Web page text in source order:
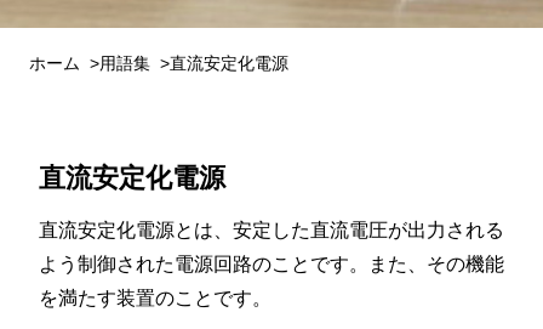
ホーム 用語集 直流安定化電源
直流安定化電源
直流安定化電源とは、安定した直流電圧が出力される
よう制御された電源回路のことです。また、その機能
を満たす装置のことです。